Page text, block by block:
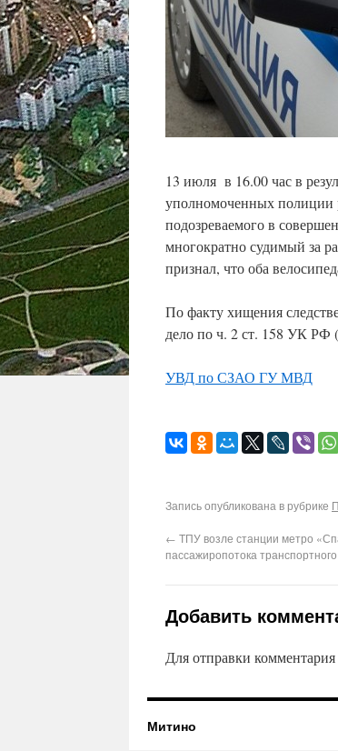
13 июля в 16.00 час в
уполномоченных полиции
подозреваемого в
многократно судимый за
признал, что оба
По факту хищения
дело по ч. 2 ст. 158 УК РФ
УВД по СЗАО ГУ МВД
Запись опубликована в рубрике
← ТПУ возле станции метро
пассажиропотока
Добавить
Для отправки
Митино